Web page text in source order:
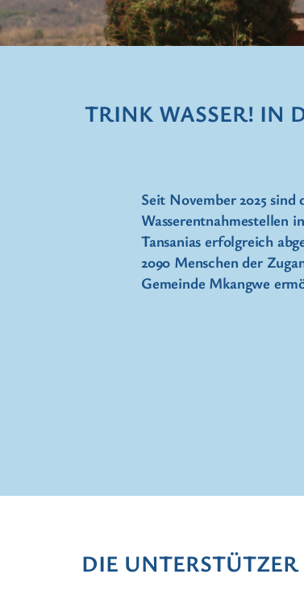
TRINK WASSER! IN
Seit November 2025
Wasserentnahmestellen
Tansanias erfolgreich
2090 Menschen der
Gemeinde Mkangwe
DIE